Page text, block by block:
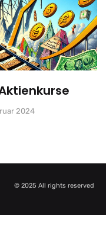
2024
© 2025 All rights reserved